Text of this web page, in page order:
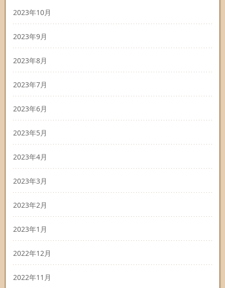
2023年10月
2023年9月
2023年8月
2023年7月
2023年6月
2023年5月
2023年4月
2023年3月
2023年2月
2023年1月
2022年12月
2022年11月